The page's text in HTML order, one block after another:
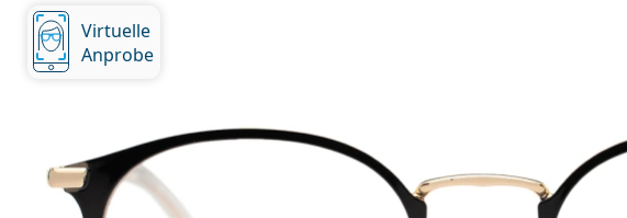
Virtuelle
Anprobe